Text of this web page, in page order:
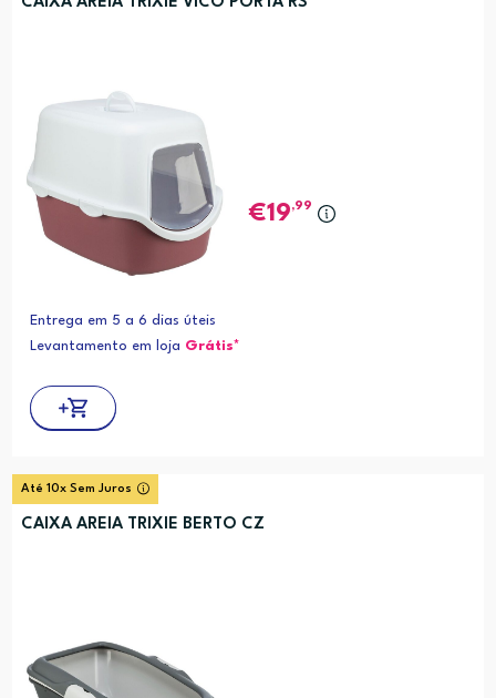
19,99
Entrega em 5 a 6 dias úteis
Levantamento em loja Grátis*
Até 10x Sem Juros
CAIXA AREIA TRIXIE BERTO CZ